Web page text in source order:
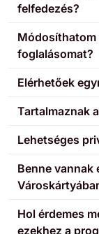
felfedezés?
Módosíthatom
foglalásomat?
Elérhetőek
Tartalmaznak
Lehetséges
Benne vannak
Hol érdemes
ezekhez a